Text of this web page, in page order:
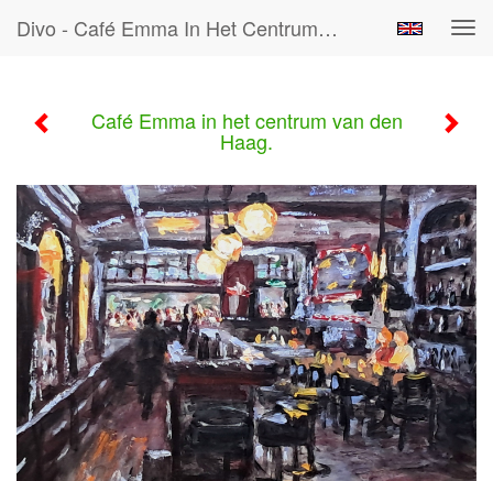
Divo - Café Emma In Het Centrum Van Den Haag.
Café Emma in het centrum van den
Haag.